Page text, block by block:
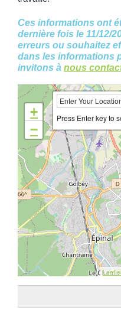
Ces informations ont
dernière fois le 11/12/
erreurs ou souhaitez
dans les informations
invitons à nous
+
−
Press Enter key to